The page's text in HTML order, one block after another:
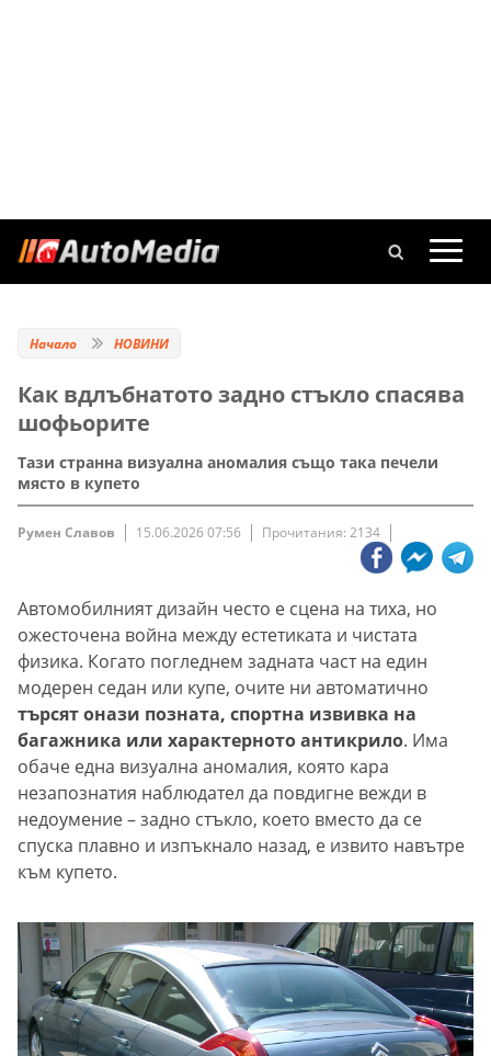
Начало НОВИНИ
Как вдлъбнатото задно стъкло спасява
шофьорите
Тази странна визуална аномалия също така печели
място в купето
Румен Славов 15.06.2026 07:56 Прочитания: 2134
Автомобилният дизайн често е сцена на тиха, но
ожесточена война между естетиката и чистата
физика. Когато погледнем задната част на един
модерен седан или купе, очите ни автоматично
търсят онази позната, спортна извивка на
багажника или характерното антикрило. Има
обаче една визуална аномалия, която кара
незапознатия наблюдател да повдигне вежди в
недоумение – задно стъкло, което вместо да се
спуска плавно и изпъкнало назад, е извито навътре
към купето.